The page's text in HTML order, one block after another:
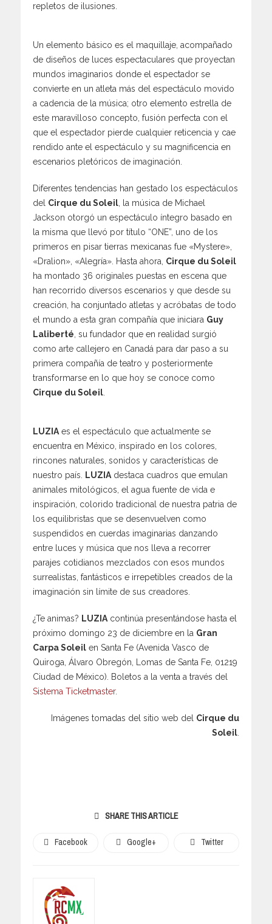
repletos de ilusiones.
Un elemento básico es el maquillaje, acompañado
de diseños de luces espectaculares que proyectan
mundos imaginarios donde el espectador se
convierte en un atleta más del espectáculo movido
a cadencia de la música; otro elemento estrella de
este maravilloso concepto, fusión perfecta con el
que el espectador pierde cualquier reticencia y cae
rendido ante el espectáculo y su magnificencia en
escenarios pletóricos de imaginación.
Diferentes tendencias han gestado los espectáculos
del Cirque du Soleil , la música de Michael
Jackson otorgó un espectáculo íntegro basado en
la misma que llevó por título “ONE”, uno de los
primeros en pisar tierras mexicanas fue «Mystere»,
«Dralion», «Alegría». Hasta ahora, Cirque du Soleil
ha montado 36 originales puestas en escena que
han recorrido diversos escenarios y que desde su
creación, ha conjuntado atletas y acróbatas de todo
el mundo a esta gran compañía que iniciara Guy
Laliberté , su fundador que en realidad surgió
como arte callejero en Canadá para dar paso a su
primera compañía de teatro y posteriormente
transformarse en lo que hoy se conoce como
Cirque du Soleil
LUZIA es el espectáculo que actualmente se
encuentra en México, inspirado en los colores,
rincones naturales, sonidos y características de
nuestro país.
LUZIA destaca cuadros que emulan
animales mitológicos, el agua fuente de vida e
inspiración, colorido tradicional de nuestra patria de
los equilibristas que se desenvuelven como
suspendidos en cuerdas imaginarias danzando
entre luces y música que nos lleva a recorrer
parajes cotidianos mezclados con esos mundos
surrealistas, fantásticos e irrepetibles creados de la
imaginación sin límite de sus creadores.
¿Te animas? LUZIA continúa presentándose hasta el
próximo domingo 23 de diciembre en la Gran
Carpa Soleil en Santa Fe (Avenida Vasco de
Quiroga, Álvaro Obregón, Lomas de Santa Fe, 01219
Ciudad de México). Boletos a la venta a través del
Sistema Ticketmaster.
Imágenes tomadas del sitio web del Cirque du
Soleil
SHARE THIS ARTICLE
Facebook Google+ Twitter